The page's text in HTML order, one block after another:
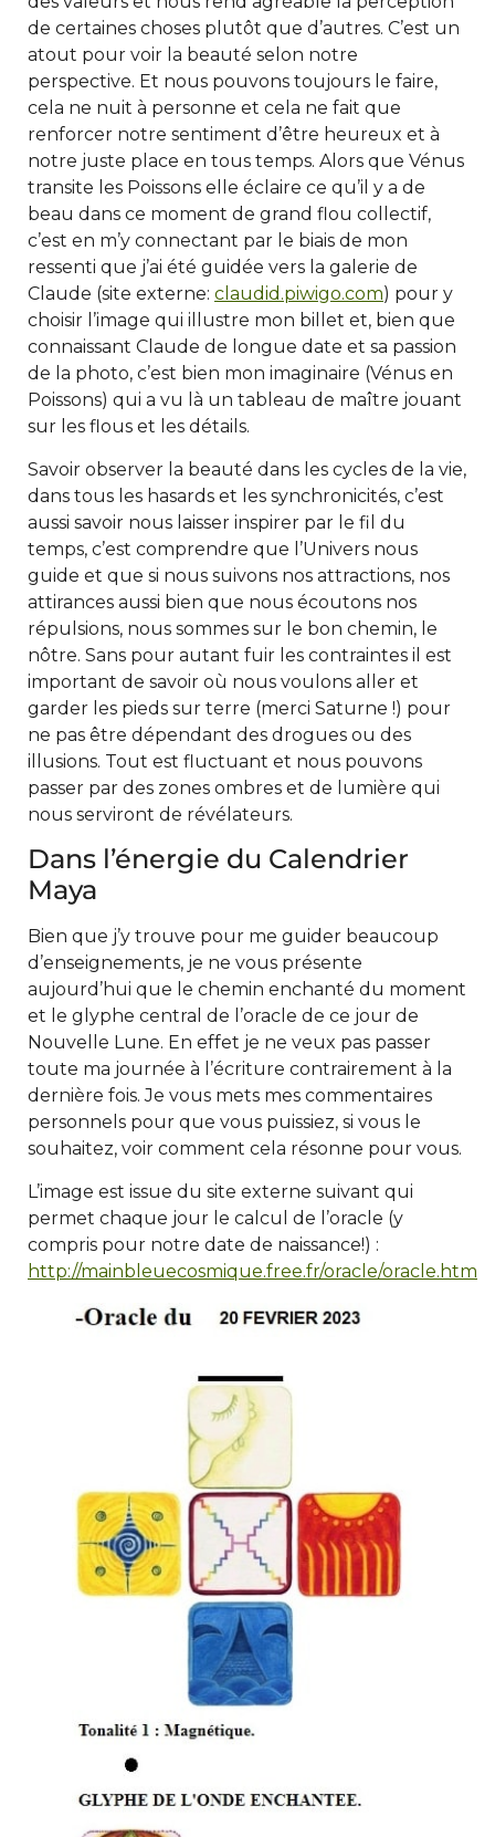
de certaines choses plutôt que d’autres. C’est un
atout pour voir la beauté selon notre
perspective. Et nous pouvons toujours le faire,
cela ne nuit à personne et cela ne fait que
renforcer notre sentiment d’être heureux et à
notre juste place en tous temps. Alors que Vénus
transite les Poissons elle éclaire ce qu’il y a de
beau dans ce moment de grand flou collectif,
c’est en m’y connectant par le biais de mon
ressenti que j’ai été guidée vers la galerie de
Claude (site externe: claudid.piwigo.com) pour y
choisir l’image qui illustre mon billet et, bien que
connaissant Claude de longue date et sa passion
de la photo, c’est bien mon imaginaire (Vénus en
Poissons) qui a vu là un tableau de maître jouant
sur les flous et les détails.
Savoir observer la beauté dans les cycles de la vie,
dans tous les hasards et les synchronicités, c’est
aussi savoir nous laisser inspirer par le fil du
temps, c’est comprendre que l’Univers nous
guide et que si nous suivons nos attractions, nos
attirances aussi bien que nous écoutons nos
répulsions, nous sommes sur le bon chemin, le
nôtre. Sans pour autant fuir les contraintes il est
important de savoir où nous voulons aller et
garder les pieds sur terre (merci Saturne !) pour
ne pas être dépendant des drogues ou des
illusions. Tout est fluctuant et nous pouvons
passer par des zones ombres et de lumière qui
nous serviront de révélateurs.
Dans l’énergie du Calendrier
Maya
Bien que j’y trouve pour me guider beaucoup
d’enseignements, je ne vous présente
aujourd’hui que le chemin enchanté du moment
et le glyphe central de l’oracle de ce jour de
Nouvelle Lune. En effet je ne veux pas passer
toute ma journée à l’écriture contrairement à la
dernière fois. Je vous mets mes commentaires
personnels pour que vous puissiez, si vous le
souhaitez, voir comment cela résonne pour vous.
L’image est issue du site externe suivant qui
permet chaque jour le calcul de l’oracle (y
compris pour notre date de naissance!) :
http://mainbleuecosmique.free.fr/oracle/oracle.htm